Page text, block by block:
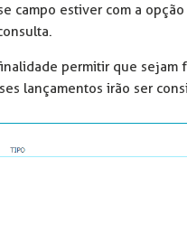
campo estiver com a
permitir que sejam
lançamentos irão ser